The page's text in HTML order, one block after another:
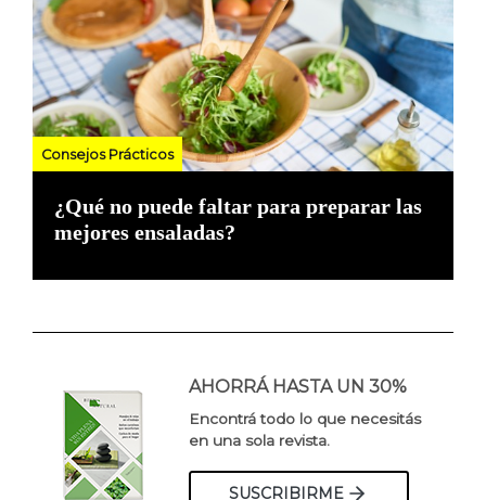
Consejos Prácticos
¿Qué no puede faltar para preparar las
mejores ensaladas?
AHORRÁ HASTA UN 30%
Encontrá todo lo que necesitás
en una sola revista.
SUSCRIBIRME